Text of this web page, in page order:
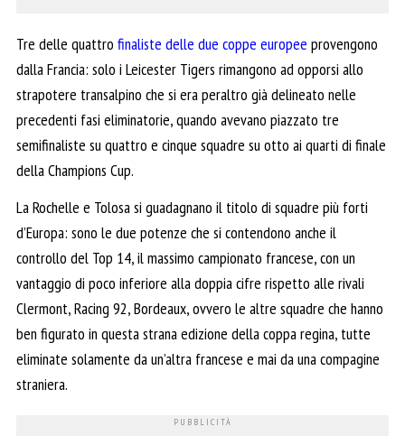
Tre delle quattro finaliste delle due coppe europee provengono
dalla Francia: solo i Leicester Tigers rimangono ad opporsi allo
strapotere transalpino che si era peraltro già delineato nelle
precedenti fasi eliminatorie, quando avevano piazzato tre
semifinaliste su quattro e cinque squadre su otto ai quarti di finale
della Champions Cup.
La Rochelle e Tolosa si guadagnano il titolo di squadre più forti
d’Europa: sono le due potenze che si contendono anche il
controllo del Top 14, il massimo campionato francese, con un
vantaggio di poco inferiore alla doppia cifre rispetto alle rivali
Clermont, Racing 92, Bordeaux, ovvero le altre squadre che hanno
ben figurato in questa strana edizione della coppa regina, tutte
eliminate solamente da un’altra francese e mai da una compagine
straniera.